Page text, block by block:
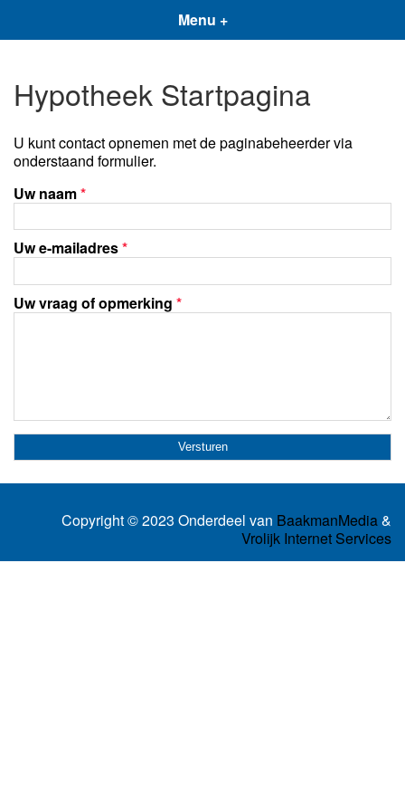
Menu +
Hypotheek Startpagina
U kunt contact opnemen met de paginabeheerder via
onderstaand formulier.
Uw naam*
Uw e-mailadres*
Uw vraag of opmerking *
Copyright © 2023 Onderdeel van BaakmanMedia&
Vrolijk Internet Services